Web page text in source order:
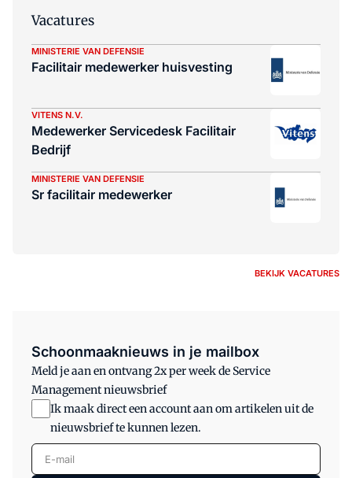
Vacatures
MINISTERIE VAN DEFENSIE
Facilitair medewerker huisvesting
VITENS N.V.
Medewerker Servicedesk Facilitair
Bedrijf
MINISTERIE VAN DEFENSIE
Sr facilitair medewerker
BEKIJK VACATURES
Schoonmaaknieuws in je mailbox
Meld je aan en ontvang 2x per week de Service
Management nieuwsbrief
Ik maak direct een account aan om artikelen uit de
nieuwsbrief te kunnen lezen.
E-mail